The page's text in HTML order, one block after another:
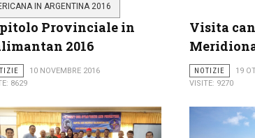
IN ARGENTINA 2016
Provinciale in
2016
10 NOVEMBRE 2016
8629
Visita
NOTIZIE
19
VISITE: 9270